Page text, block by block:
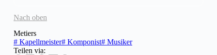
Nach oben
Metiers
# Kapellmeister# Komponist# Musiker
Teilen via: